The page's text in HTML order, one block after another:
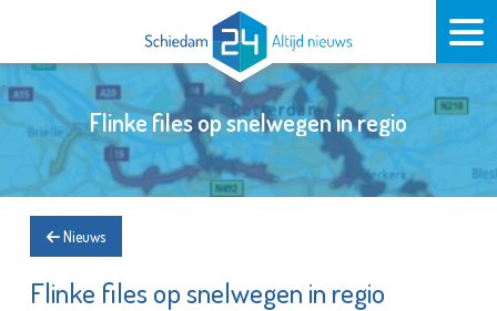
Flinke files op snelwegen in regio
Nieuws
Flinke files op snelwegen in regio